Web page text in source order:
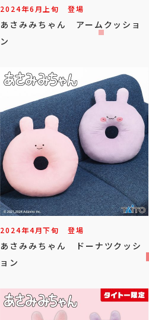
2024年6月上旬 登場
あさみみちゃん アームクッショ
ン
2024年4月下旬 登場
あさみみちゃん ドーナツクッシ
ョン